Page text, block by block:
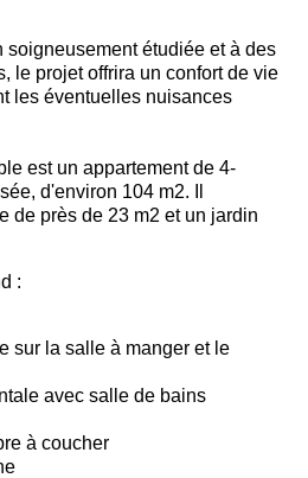
soigneusement étudiée et à des
le projet offrira un confort de vie
les éventuelles nuisances
est un appartement de 4-
d'environ 104 m2. Il
de près de 23 m2 et un jardin
:
sur la salle à manger et le
avec salle de bains
à coucher